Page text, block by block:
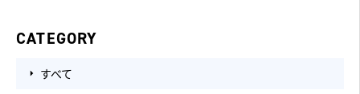
CATEGORY
すべて